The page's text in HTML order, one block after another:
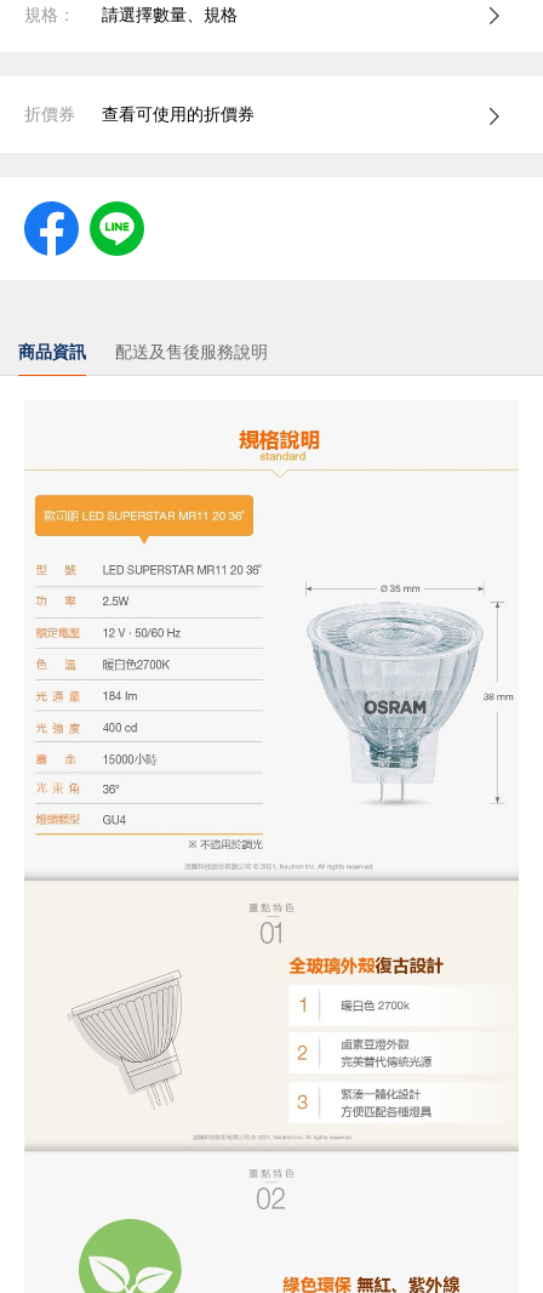
規格： 請選擇數量、規格
折價券 查看可使用的折價券
商品資訊 配送及售後服務說明